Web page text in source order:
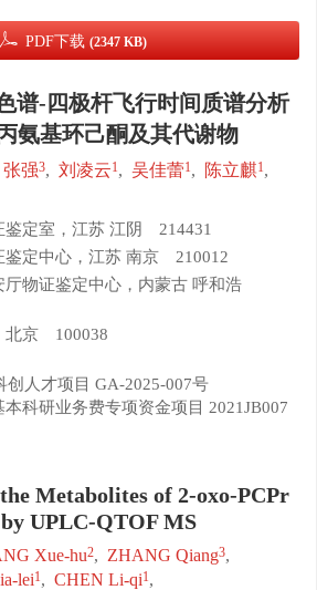
PDF下载 (2347 KB)
谱-四极杆飞行时间质谱分析
氨基环己酮及其代谢物
张强3, 刘凌云1, 吴佳蕾1, 陈立麒1,
鉴定室，江苏 江阴 214431
鉴定中心，江苏 南京 210012
厅物证鉴定中心，内蒙古 呼和浩
北京 100038
创人才项目 GA-2025-007号
科研业务费专项资金项目 2021JB007
Metabolites of 2-oxo-PCPr
UPLC-QTOF MS
Xue-hu2, ZHANG Qiang3,
lei1, CHEN Li-qi1,